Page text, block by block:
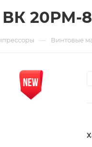
ВК 20РМ-8
— Винтовые